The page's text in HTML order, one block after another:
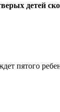
детей
пятого